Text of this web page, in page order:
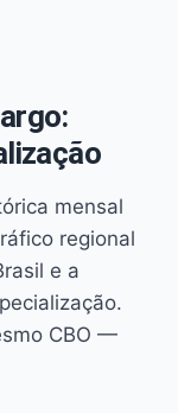
mensal
regional
e a
CBO —